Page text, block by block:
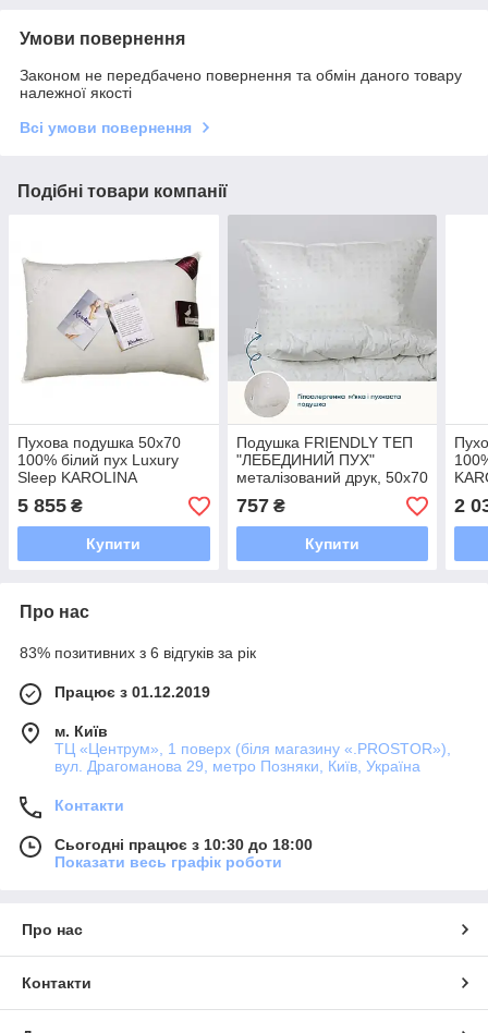
Умови повернення
Законом не передбачено повернення та обмін даного товару
належної якості
Всі умови повернення
Подібні товари компанії
Пухова подушка 50х70
100% білий пух Luxury
Sleep KAROLINA
5 855 ₴
Купити
Подушка FRIENDLY ТЕП
"ЛЕБЕДИНИЙ ПУХ"
металізований друк, 50x70
757₴
Купити
2
Про нас
83% позитивних з 6 відгуків за рік
Працює з 01.12.2019
м. Київ
ТЦ «Центрум», 1 поверх (біля магазину «.PROSTOR»),
вул. Драгоманова 29, метро Позняки, Київ, Україна
Контакти
Сьогодні працює з 10:30 до 18:00
Показати весь графік роботи
Про нас
Контакти